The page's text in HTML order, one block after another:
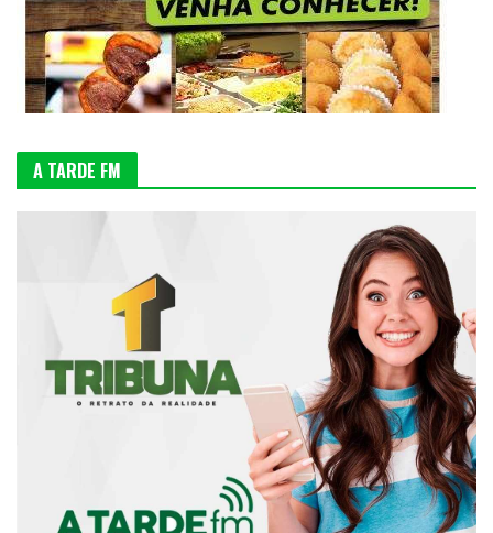
A TARDE FM